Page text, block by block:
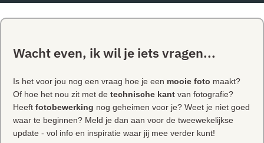
Wacht even, ik wil je iets vragen...
Is het voor jou nog een vraag hoe je een mooie foto maakt?
Of hoe het nou zit met de technische kant van fotografie?
Heeft fotobewerking nog geheimen voor je? Weet je niet goed
waar te beginnen? Meld je dan aan voor de tweewekelijkse
update - vol info en inspiratie waar jij mee verder kunt!